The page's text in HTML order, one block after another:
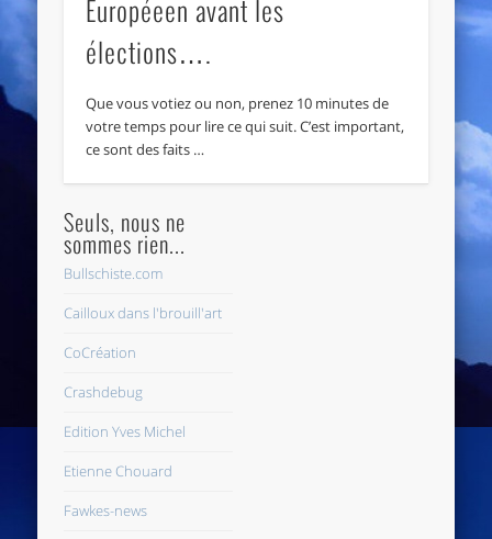
Européeen avant les
élections….
Que vous votiez ou non, prenez 10 minutes de
votre temps pour lire ce qui suit. C’est important,
ce sont des faits …
Seuls, nous ne
sommes rien...
Bullschiste.com
Cailloux dans l'brouill'art
CoCréation
Crashdebug
Edition Yves Michel
Etienne Chouard
Fawkes-news